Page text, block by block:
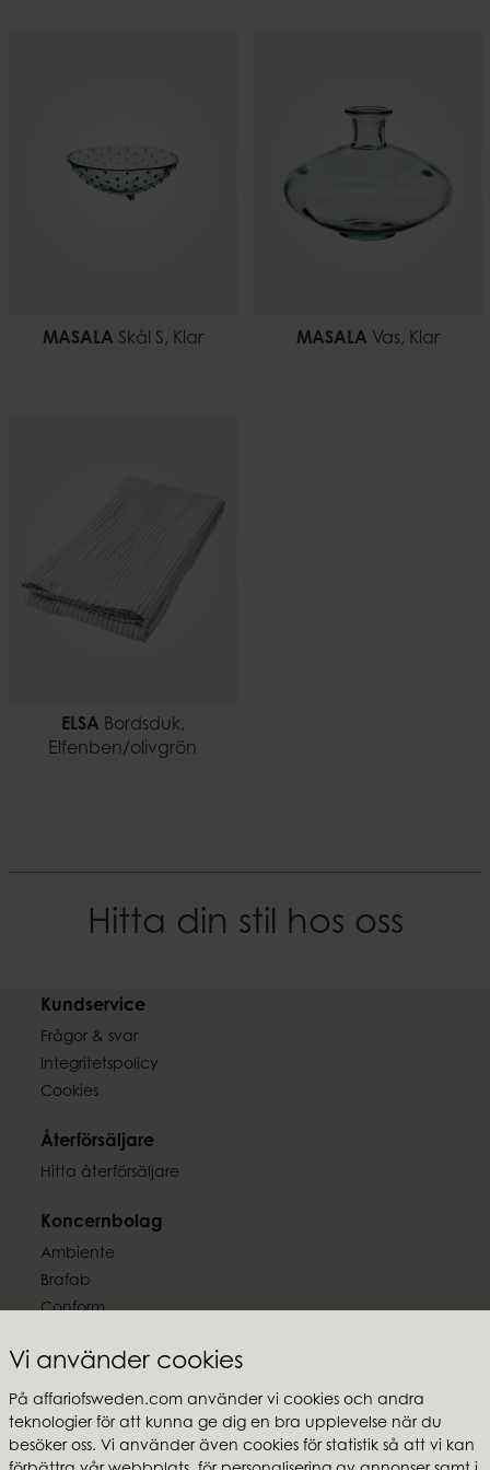
Vi använder cookies
På affariofsweden.com använder vi cookies och andra
teknologier för att kunna ge dig en bra upplevelse när du
besöker oss. Vi använder även cookies för statistik så att vi kan
MASALA Skål S, Klar MASALA Vas, Klar
ELSA Bordsduk,
Elfenben/olivgrön
Hitta din stil hos oss
Kundservice
Frågor & svar
Integritetspolicy
Cookies
Återförsäljare
Hitta återförsäljare
Koncernbolag
Ambiente
Brafab
Conform
MTI
Följ oss